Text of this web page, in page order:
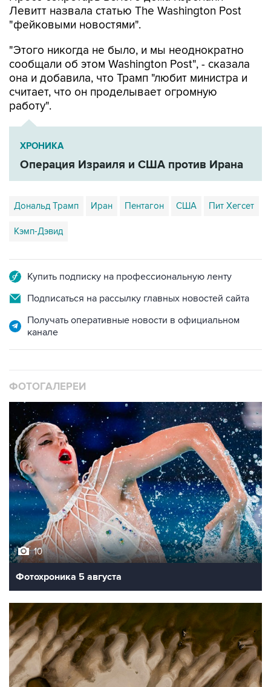
Левитт назвала статью The Washington Post
"фейковыми новостями".
"Этого никогда не было, и мы неоднократно
сообщали об этом Washington Post", - сказала
она и добавила, что Трамп "любит министра и
считает, что он проделывает огромную
работу".
ХРОНИКА
Операция Израиля и США против Ирана
Дональд Трамп Иран Пентагон США Пит Хегсет
Кэмп-Дэвид
Купить подписку на профессиональную ленту
Подписаться на рассылку главных новостей сайта
Получать оперативные новости в официальном
канале
ФОТОГАЛЕРЕИ
10
Фотохроника 5 августа